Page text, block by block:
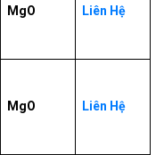
MgO Liên Hệ
MgO Liên Hệ